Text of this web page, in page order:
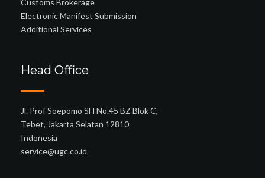
Customs Brokerage
Electronic Manifest Submission
Additional Services
Head Office
Jl. Prof Soepomo SH No.45 BZ Blok C,
Tebet, Jakarta Selatan 12810
Indonesia
service@ugc.co.id